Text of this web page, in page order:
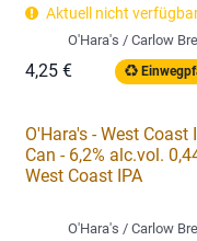
Aktuell nicht
O'Hara's / Carlow
4,25 €
O'Hara's - West Coast
Can - 6,2% alc.vol.
West Coast IPA
O'Hara's / Carlow